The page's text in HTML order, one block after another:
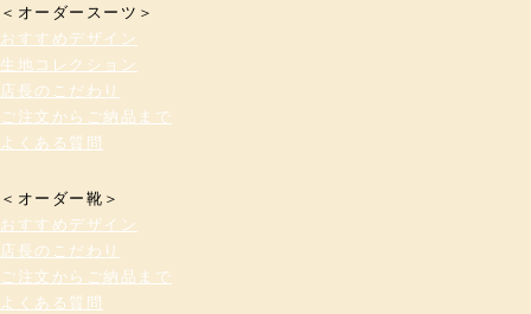
＜オーダースーツ＞
おすすめデザイン
生地コレクション
店長のこだわり
ご注文からご納品まで
よくある質問
＜オーダー靴＞
おすすめデザイン
店長のこだわり
ご注文からご納品まで
よくある質問